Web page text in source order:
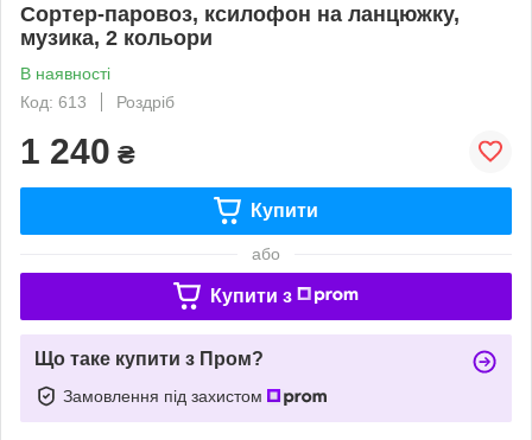
Сортер-паровоз, ксилофон на ланцюжку,
музика, 2 кольори
В наявності
Код: 613
Роздріб
1 240 ₴
Купити
або
Купити з
Що таке купити з Пром?
Замовлення під захистом